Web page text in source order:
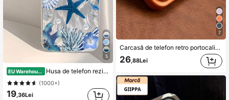
5
EU Warehouse Husa de telefon rezistentă la șocuri Ocean Elements, 1 buc, cu model floral, transparentă, compatibilă cu Samsung S24, S25, 16, 17 Pro Max
(1000+)
19,36Lei
7
Carcasă de telefon retro portocalie de lux, culoare solidă, versiune îmbunătățită, convertibilă instantaneu în seria 17, compatibilă cu 17Air 16 15 14 13 Pro Max 17Pro 17Promax, fereastră mare pentru cameră, margini moi anti-cădere, carcasă rigidă, cadou de ziua de naștere de primăvară
26,88Lei